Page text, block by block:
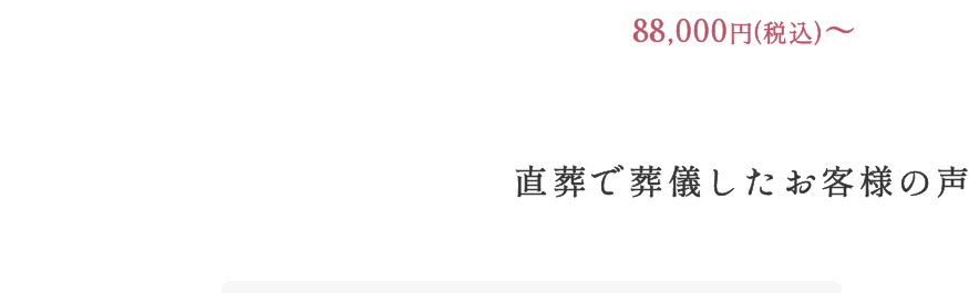
88,000円(税込)～
直葬で葬儀したお客様の声